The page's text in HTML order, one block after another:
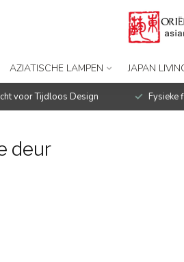
AZIATISCHE LAMPEN JAPAN
voor Tijdloos Design Fysieke
deur